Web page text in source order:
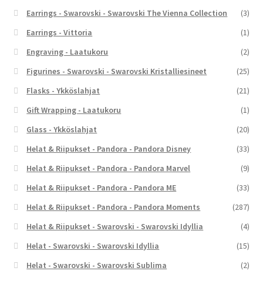
Earrings - Swarovski - Swarovski The Vienna Collection
(3)
Earrings - Vittoria
(1)
Engraving - Laatukoru
(2)
Figurines - Swarovski - Swarovski Kristalliesineet
(25)
Flasks - Ykköslahjat
(21)
Gift Wrapping - Laatukoru
(1)
Glass - Ykköslahjat
(20)
Helat & Riipukset - Pandora - Pandora Disney
(33)
Helat & Riipukset - Pandora - Pandora Marvel
(9)
Helat & Riipukset - Pandora - Pandora ME
(33)
Helat & Riipukset - Pandora - Pandora Moments
(287)
Helat & Riipukset - Swarovski - Swarovski Idyllia
(4)
Helat - Swarovski - Swarovski Idyllia
(15)
Helat - Swarovski - Swarovski Sublima
(2)